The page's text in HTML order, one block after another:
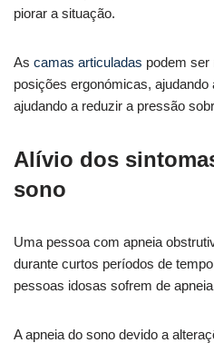
piorar a situação.
As camas articuladas podem ser
posições ergonómicas,
ajudando a reduzir a pressão
Alívio dos
sono
Uma pessoa com apneia
durante curtos períodos de
pessoas idosas sofrem de
A apneia do sono devido a